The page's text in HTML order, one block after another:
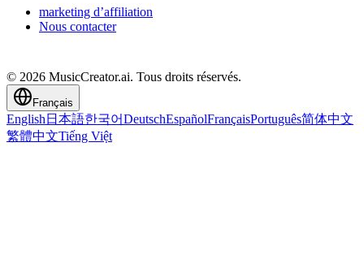
marketing d’affiliation
Nous contacter
© 2026 MusicCreator.ai. Tous droits réservés.
Français
English 日本語한국어DeutschEspañolFrançaisPortuguês简体中文
繁體中文Tiếng Việt